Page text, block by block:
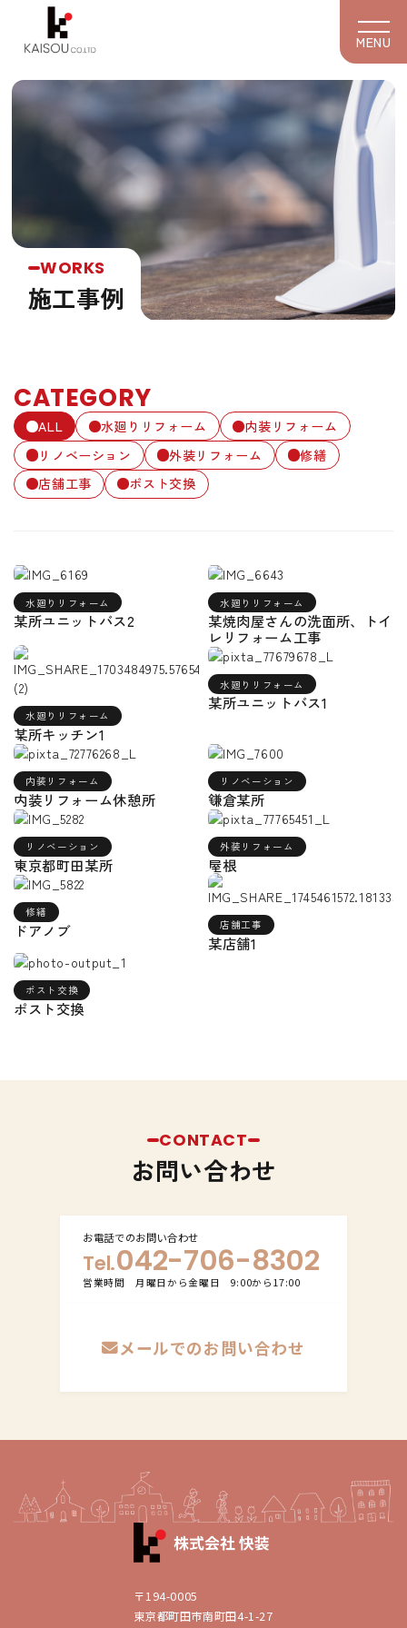
MENU
HOME
業務内容
水廻りリフォーム
内装リフォーム
リノベーション
その他サービス
お知らせ・ブログ
会社案内
お問い合わせ
営業時間 月曜日から金曜日 9:00から17:00
プライバシーポリシー
WORKS
施工事例
CATEGORY
ALL 水廻りリフォーム
内装リフォーム
リノベーション
外装リフォーム
修繕
店舗工事
ポスト交換
水廻りリフォーム
某所ユニットバス2
水廻りリフォーム
某焼肉屋さんの洗面所、トイ
レリフォーム工事
水廻りリフォーム
某所キッチン1
水廻りリフォーム
某所ユニットバス1
内装リフォーム
内装リフォーム休憩所
リノベーション
鎌倉某所
リノベーション
東京都町田某所
外装リフォーム
屋根
修繕
ドアノブ 店舗工事
某店舗1
ポスト交換
ポスト交換
CONTACT
お問い合わせ
お電話でのお問い合わせ
Tel.042-706-8302
営業時間 月曜日から金曜日 9:00から17:00
メールでのお問い合わせ
〒194-0005
東京都町田市南町田4-1-27